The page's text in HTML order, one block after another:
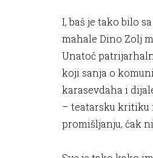
I, baš je tako bilo
mahale Dino Zolj
Unatoč
koji sanja o
karasevdaha i
– teatarsku kritiku
promišljanju, čak